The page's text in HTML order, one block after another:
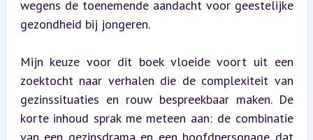
wegens de toenemende aandacht voor geestelijke
gezondheid bij jongeren.
Mijn keuze voor dit boek vloeide voort uit een
zoektocht naar verhalen die de complexiteit van
gezinssituaties en rouw bespreekbaar maken. De
korte inhoud sprak me meteen aan: de combinatie